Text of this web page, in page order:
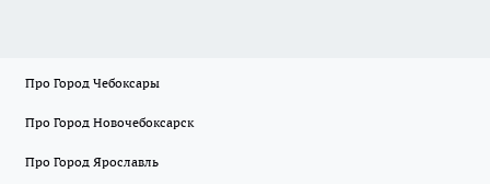
Про Город Чебоксары
Про Город Новочебоксарск
Про Город Ярославль